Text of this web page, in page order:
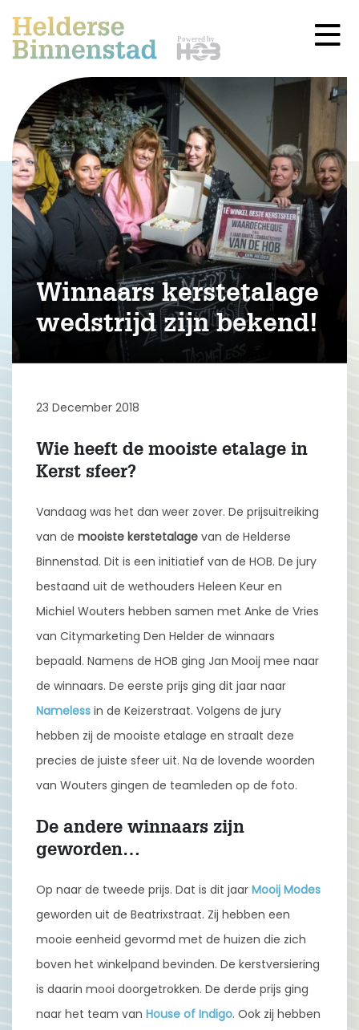
Winnaars kerstetalage
wedstrijd zijn bekend!
23 December 2018
Wie heeft de mooiste etalage in
Kerst sfeer?
Vandaag was het dan weer zover. De prijsuitreiking
van de mooiste kerstetalage van de Helderse
Binnenstad. Dit is een initiatief van de HOB. De jury
bestaand uit de wethouders Heleen Keur en
Michiel Wouters hebben samen met Anke de Vries
van Citymarketing Den Helder de winnaars
bepaald. Namens de HOB ging Jan Mooij mee naar
de winnaars. De eerste prijs ging dit jaar naar
Nameless in de Keizerstraat. Volgens de jury
hebben zij de mooiste etalage en straalt deze
precies de juiste sfeer uit. Na de lovende woorden
van Wouters gingen de teamleden op de foto.
De andere winnaars zijn
geworden…
Op naar de tweede prijs. Dat is dit jaar Mooij Modes
geworden uit de Beatrixstraat. Zij hebben een
mooie eenheid gevormd met de huizen die zich
boven het winkelpand bevinden. De kerstversiering
is daarin mooi doorgetrokken. De derde prijs ging
naar het team van House of Indigo. Ook zij hebben